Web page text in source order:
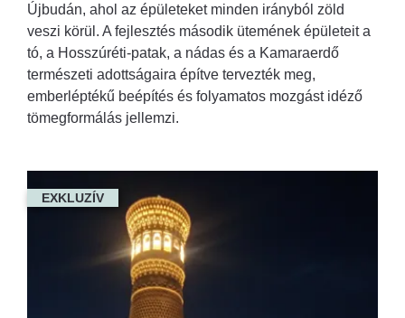
Újbudán, ahol az épületeket minden irányból zöld
veszi körül. A fejlesztés második ütemének épületeit a
tó, a Hosszúréti-patak, a nádas és a Kamaraerdő
természeti adottságaira építve tervezték meg,
emberléptékű beépítés és folyamatos mozgást idéző
tömegformálás jellemzi.
EXKLUZÍV